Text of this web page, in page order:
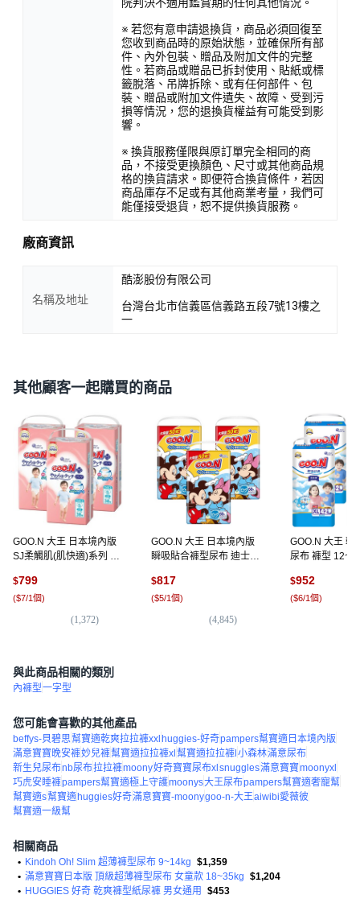
※ 若您有意申請退換貨，商品必須回復至
您收到商品時的原始狀態，並確保所有部
件、內外包裝、贈品及附加文件的完整
性。若商品或贈品已拆封使用、貼紙或標
籤脫落、吊牌拆除、或有任何部件、包
裝、贈品或附加文件遺失、故障、受到污
損等情況，您的退換貨權益有可能受到影
響。
※ 換貨服務僅限與原訂單完全相同的商
品，不接受更換顏色、尺寸或其他商品規
格的換貨請求。即便符合換貨條件，若因
商品庫存不足或有其他商業考量，我們可
能僅接受退貨，恕不提供換貨服務。
廠商資訊
名稱及地址
酷澎股份有限公司
台灣台北市信義區信義路五段7號13樓之
一
其他顧客一起購買的商品
GOO.N 大王 日本境內版
SJ柔觸肌(肌快適)系列 褲
$799
($7/1個)
(1,372)
GOO.N 大王 日本境內版
瞬吸貼合褲型尿布 迪士尼
$817
($5/1個)
(4,845)
GOO.N 大王 輕
尿布 褲型
$952
($6/1個)
與此商品相關的類別
內褲型一字型
您可能會喜歡的其他產品
beffys-貝碧思幫寶適乾爽拉拉褲xxl huggies-好奇pampers幫寶適日本境內版
滿意寶寶晚安褲妙兒褲幫寶適拉拉褲xl 幫寶適拉拉褲l 小森林滿意尿布
新生兒尿布nb尿布拉拉褲moony好奇寶寶尿布xl snuggles滿意寶寶moonyxl
巧虎安睡褲pampers幫寶適極上守護moonys大王尿布pampers幫寶適奢寵幫
幫寶適s幫寶適 huggies好奇滿意寶寶-moonygoo-n-大王aiwibi愛薇彼
幫寶適一級幫
相關商品
• Kindoh Oh! Slim 超薄褲型尿布 9~14kg $1,359
• 滿意寶寶日本版 頂級超薄褲型尿布 女童款 18~35kg $1,204
• HUGGIES 好奇 乾爽褲型紙尿褲 男女通用
$453